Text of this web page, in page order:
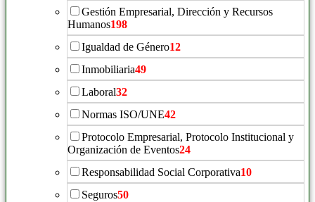
Gestión Empresarial, Dirección y Recursos
Humanos198
Igualdad de Género12
Inmobiliaria49
Laboral32
Normas ISO/UNE42
Protocolo Empresarial, Protocolo Institucional y
Organización de Eventos24
Responsabilidad Social Corporativa10
Seguros50